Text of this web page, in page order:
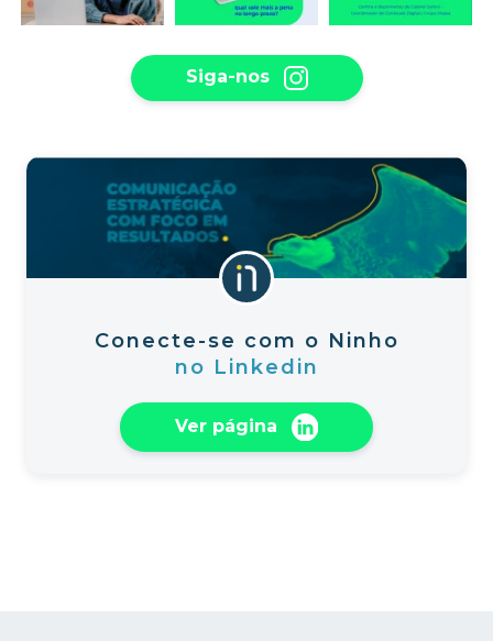
Siga-nos
Conecte-se com o Ninho
no Linkedin
Ver página